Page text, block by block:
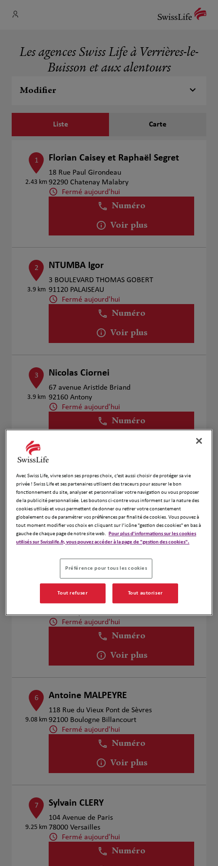
Les agences Swiss Life à Verrières-le-
Buisson et aux alentours
Modifier
Liste Carte
1
2.43 km
Florian Caisey et Raphaël Segret
18 Rue Paul Girondeau
92290 Chatenay Malabry
Fermé aujourd'hui
Numéro
Voir plus
2
3.9 km
NTUMBA Igor
3 BOULEVARD THOMAS GOBERT
91120 PALAISEAU
Fermé aujourd'hui
Numéro
Voir plus
3
3.9 km
Nicolas Ciornei
67 avenue Aristide Briand
92160 Antony
Fermé aujourd'hui
Numéro
4
7.35 km
Fd Assurance Finance
12 Rue Du General De Gaulle
78350 Jouy En Josas
Fermé aujourd'hui
Numéro
13 Rue Camille Desmoulins
Fermé aujourd'hui
Numéro
Voir plus
6
9.08 km
Antoine MALPEYRE
118 Rue du Vieux Pont de Sèvres
92100 Boulogne Billancourt
Fermé aujourd'hui
Numéro
Voir plus
7
9.25 km
Sylvain CLERY
104 Avenue de Paris
78000 Versailles
Fermé aujourd'hui
Numéro
Avec Swiss Life, vivre selon ses propres choix, c’est aussi choisir de protéger sa vie
privée ! Swiss Life et ses partenaires utilisent des traceurs pour assurer le bon
fonctionnement du site, analyser et personnaliser votre navigation ou vous proposer
de la publicité personnalisée. Les boutons ci-contre vous informent sur la nature des
cookies utilisés et vous permettent de donner ou retirer votre consentement
globalement ou de paramétrer vos préférences par finalité de cookies. Vous pouvez à
tout moment modifier vos choix en cliquant sur l’icône "gestion des cookies" en bas à
gauche de chaque page de notre site web.
Pour plus d'informations sur les cookies
utilisés sur Swisslife.fr, vous pouvez accéder à la page de "gestion des cookies".
Préférence pour tous les cookies
Tout refuser Tout autoriser